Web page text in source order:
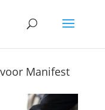
Manifest